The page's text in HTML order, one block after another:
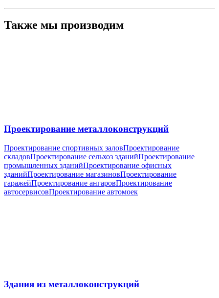
Также мы производим
Проектирование металлоконструкций
Проектирование спортивных заловПроектирование
складовПроектирование сельхоз зданийПроектирование
промышленных зданийПроектирование офисных
зданийПроектирование магазиновПроектирование
гаражейПроектирование ангаровПроектирование
автосервисовПроектирование автомоек
Здания из металлоконструкций